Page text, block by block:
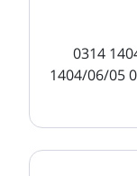
تاریخ پین 1404/06/01 0313 1404/06/02 0314
1404/06/03 0315 1404/06/04 0308 1404/06/05